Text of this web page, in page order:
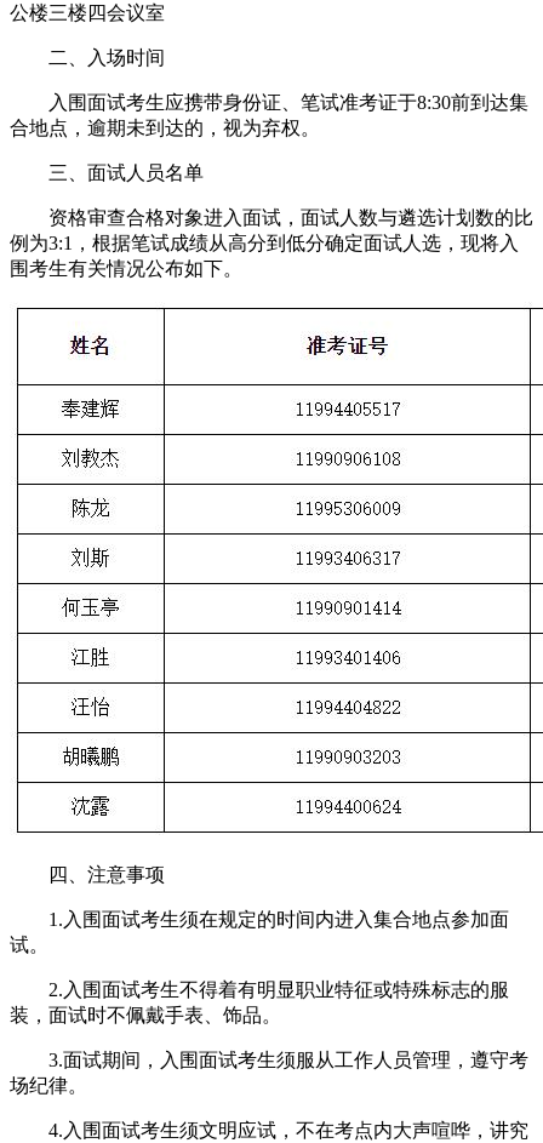
公楼三楼四会议室
二、入场时间
入围面试考生应携带身份证、笔试准考证于8:30前到达集
合地点，逾期未到达的，视为弃权。
三、面试人员名单
资格审查合格对象进入面试，面试人数与遴选计划数的比
例为3:1，根据笔试成绩从高分到低分确定面试人选，现将入
围考生有关情况公布如下。
四、注意事项
1.入围面试考生须在规定的时间内进入集合地点参加面
试。
2.入围面试考生不得着有明显职业特征或特殊标志的服
装，面试时不佩戴手表、饰品。
3.面试期间，入围面试考生须服从工作人员管理，遵守考
场纪律。
4.入围面试考生须文明应试，不在考点内大声喧哗，讲究